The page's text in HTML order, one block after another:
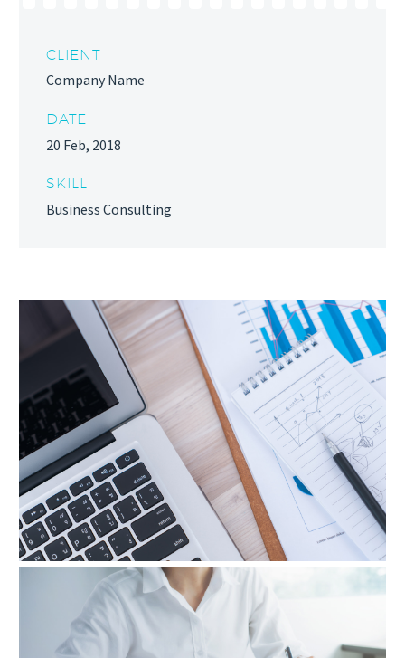
CLIENT
Company Name
DATE
20 Feb, 2018
SKILL
Business Consulting